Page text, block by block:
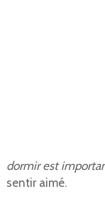
dormir est
sentir aimé.